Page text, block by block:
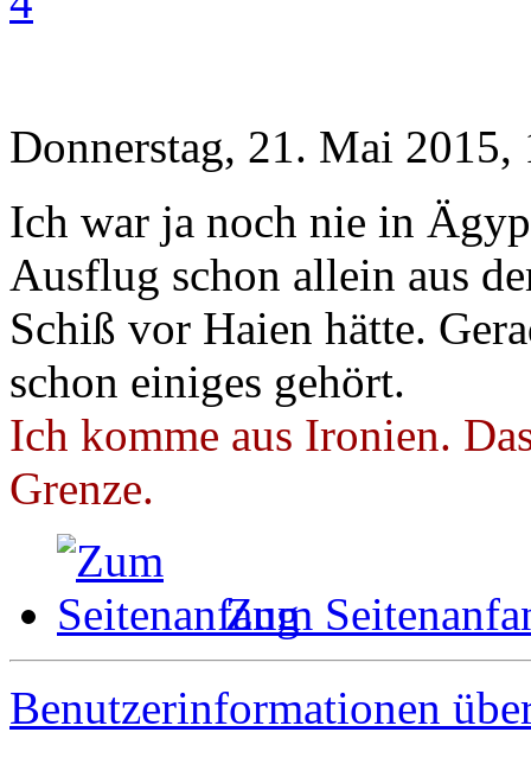
Donnerstag, 21. Mai 2015,
Ich war ja noch nie in
Ausflug schon allein aus
Schiß vor Haien hätte.
schon einiges gehört.
Ich komme aus Ironien.
Grenze.
Zum
Benutzerinformationen